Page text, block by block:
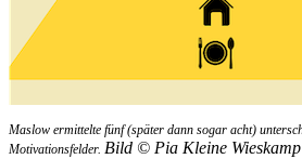
Maslow ermittelte fünf (später dann sogar acht)
Motivationsfelder. Bild © Pia Kleine Wieskamp